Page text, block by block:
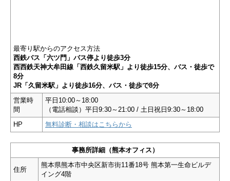
最寄り駅からのアクセス方法
西鉄バス「六ツ門」バス停より徒歩3分
西西鉄天神大牟田線「西鉄久留米駅」より徒歩15分、バス・徒歩で
8分
JR「久留米駅」より徒歩16分、バス・徒歩で8分
営業時
間
平日10:00～18:00
（電話相談）平日9:30～21:00 / 土日祝日9:30～18:00
HP
無料診断・相談はこちらから
事務所詳細（熊本オフィス）
住所
熊本県熊本市中央区新市街11番18号 熊本第一生命ビルデ
イング4階